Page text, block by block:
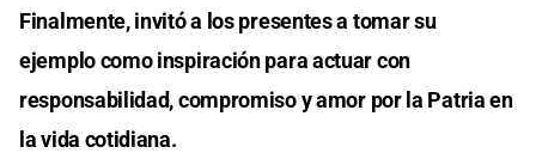
Finalmente, invitó a los presentes a tomar su
ejemplo como inspiración para actuar con
responsabilidad, compromiso y amor por la Patria en
la vida cotidiana.